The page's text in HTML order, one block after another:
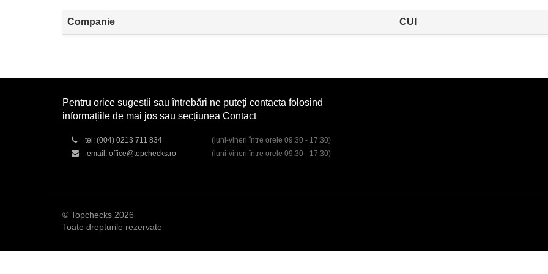
Companie CUI
Pentru orice sugestii sau întrebări ne puteți contacta folosind
informațiile de mai jos sau secțiunea Contact
tel: (004) 0213 711 834
(luni-vineri între orele 09:30 - 17:30)
email: office@topchecks.ro (luni-vineri între orele 09:30 - 17:30)
© Topchecks 2026
Toate drepturile rezervate